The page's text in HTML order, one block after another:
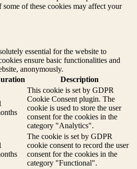
of these cookies may affect your
essential for the website to
ensure basic functionalities and
anonymously.
Description
This cookie is set by GDPR
Cookie Consent plugin. The
cookie is used to store the user
consent for the cookies in the
category "Analytics".
The cookie is set by GDPR
cookie consent to record the user
consent for the cookies in the
category "Functional".